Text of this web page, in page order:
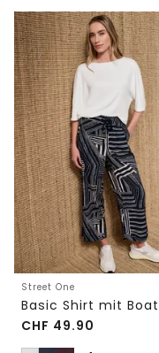
Street One
CHF 49.90